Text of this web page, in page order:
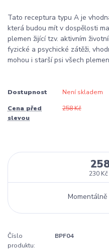
Tato receptura typu A je
která budou mít v dospělosti
plemen žijící tzv. aktivním
fyzické a psychické zátěži,
mohou i starší psi všech
Dostupnost Není skladem
Cena před
slevou
258 Kč
230 Kč
Číslo
produktu:
BPF04